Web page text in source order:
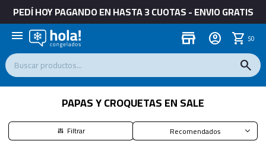
PEDÍ HOY PAGANDO EN HASTA 3 CUOTAS - ENVIO GRATIS
menu store $0
PAPAS Y CROQUETAS EN SALE
Recomendados